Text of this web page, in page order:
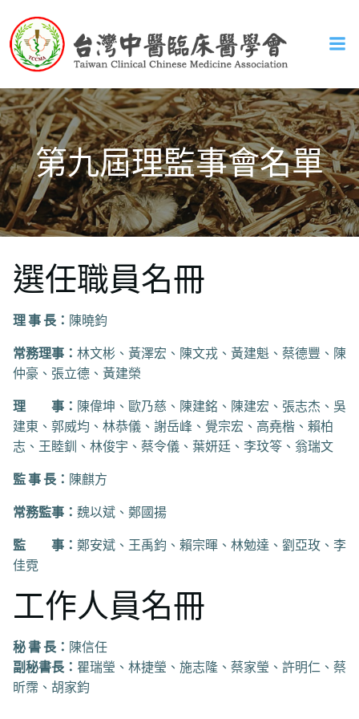
content
第九屆理監事會名單
選任職員名冊
理 事 長： 陳曉鈞
常務理事： 林文彬、黃澤宏、陳文戎、黃建魁、蔡德豐、陳
仲豪、張立德、黃建榮
理 事： 陳偉坤、歐乃慈、陳建銘、陳建宏、張志杰、吳
建東、郭威均、林恭儀、謝岳峰、覺宗宏、高堯楷、賴柏
志、王睦釧、林俊宇、蔡令儀、葉妍廷、李玟笭、翁瑞文
監 事 長： 陳麒方
常務監事： 魏以斌、鄭國揚
監 事： 鄭安斌、王禹鈞、賴宗暉、林勉達、劉亞玫、李
佳霓
工作人員名冊
秘 書 長： 陳信任
副秘書長： 瞿瑞瑩、林捷瑩、施志隆、蔡家瑩、許明仁、蔡
昕霈、胡家鈞